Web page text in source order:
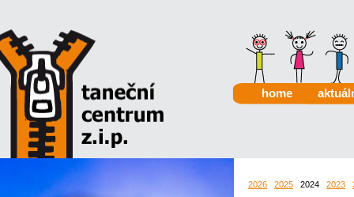
home
2026 2025 2024 2023